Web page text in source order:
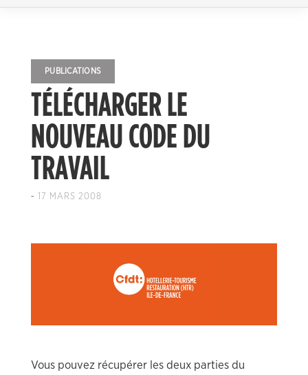
PUBLICATIONS
TÉLÉCHARGER LE
NOUVEAU CODE DU
TRAVAIL
- 17 MARS 2008
Vous pouvez récupérer les deux parties du